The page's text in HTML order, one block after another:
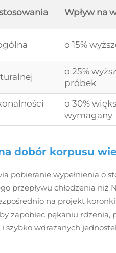
Wpływ na
o 15%
o 25%
próbek
o 30%
wymagany
dobór korpusu
pobieranie wypełnienia o
przepływu chłodzenia niż
na projekt
zapobiec pękaniu rdzenia,
szybko wdrażanych